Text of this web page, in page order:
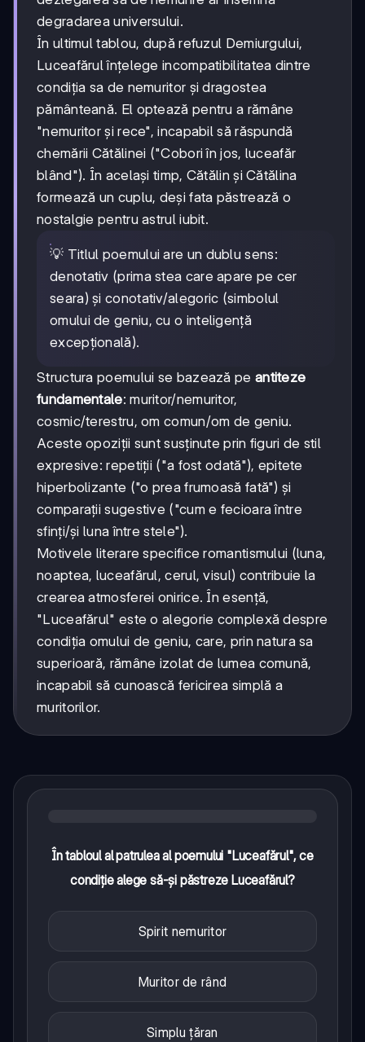
degradarea universului.
În ultimul tablou, după refuzul Demiurgului,
Luceafărul înțelege incompatibilitatea dintre
condiția sa de nemuritor și dragostea
pământeană. El optează pentru a rămâne
"nemuritor și rece", incapabil să răspundă
chemării Cătălinei ("Cobori în jos, luceafăr
blând"). În același timp, Cătălin și Cătălina
formează un cuplu, deși fata păstrează o
nostalgie pentru astrul iubit.
💡 Titlul poemului are un dublu sens:
denotativ (prima stea care apare pe cer
seara) și conotativ/alegoric (simbolul
omului de geniu, cu o inteligență
excepțională).
Structura poemului se bazează pe antiteze
fundamentale: muritor/nemuritor,
cosmic/terestru, om comun/om de geniu.
Aceste opoziții sunt susținute prin figuri de stil
expresive: repetiții ("a fost odată"), epitete
hiperbolizante ("o prea frumoasă fată") și
comparații sugestive ("cum e fecioara între
sfinți/și luna între stele").
Motivele literare specifice romantismului (luna,
noaptea, luceafărul, cerul, visul) contribuie la
crearea atmosferei onirice. În esență,
"Luceafărul" este o alegorie complexă despre
condiția omului de geniu, care, prin natura sa
superioară, rămâne izolat de lumea comună,
incapabil să cunoască fericirea simplă a
muritorilor.
În tabloul al patrulea al poemului "Luceafărul", ce
condiție alege să-și păstreze Luceafărul?
Spirit nemuritor
Muritor de rând
Simplu țăran